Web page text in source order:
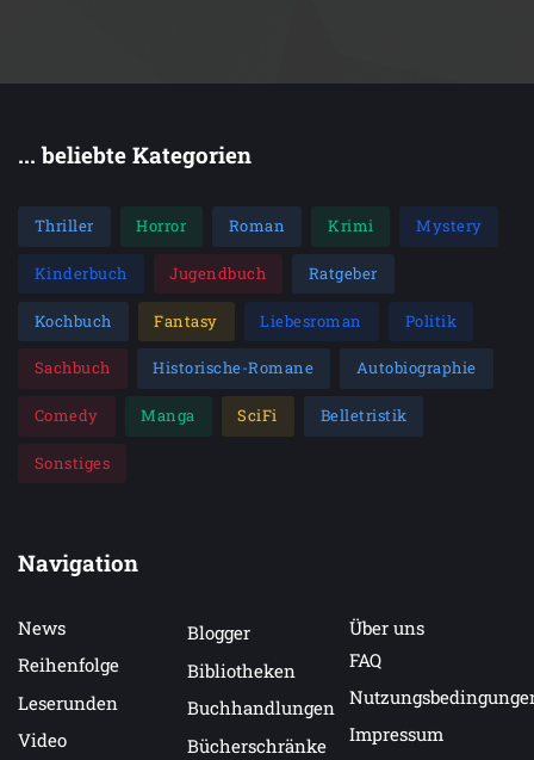
... beliebte Kategorien
Thriller Horror Roman Krimi Mystery
Kinderbuch Jugendbuch Ratgeber
Kochbuch Fantasy Liebesroman Politik
Sachbuch Historische-Romane Autobiographie
Comedy Manga SciFi Belletristik
Sonstiges
Navigation
News
Reihenfolge
Leserunden
Video
Blogger
Bibliotheken
Buchhandlungen
Bücherschränke
Über uns
FAQ
Impressum